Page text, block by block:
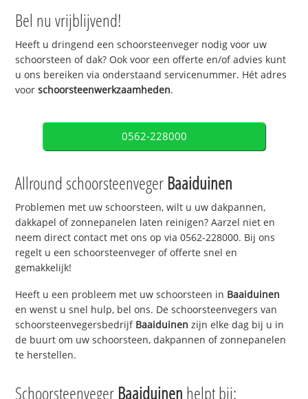
Bel nu vrijblijvend!
Heeft u dringend een schoorsteenveger nodig voor uw
schoorsteen of dak? Ook voor een offerte en/of advies kunt
u ons bereiken via onderstaand servicenummer. Hét adres
voorschoorsteenwerkzaamheden.
0562-228000
Allround schoorsteenveger Baaiduinen
Problemen met uw schoorsteen, wilt u uw dakpannen,
dakkapel of zonnepanelen laten reinigen? Aarzel niet en
neem direct contact met ons op via 0562-228000. Bij ons
regelt u een schoorsteenveger of offerte snel en
gemakkelijk!
Heeft u een probleem met uw schoorsteen in Baaiduinen
en wenst u snel hulp, bel ons. De schoorsteenvegers van
schoorsteenvegersbedrijf Baaiduinen zijn elke dag bij u in
de buurt om uw schoorsteen, dakpannen of zonnepanelen
te herstellen.
Schoorsteenveger Baaiduinen helpt bij: